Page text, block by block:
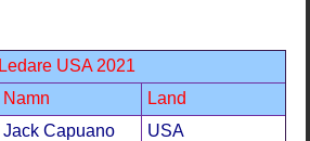
Ledare USA 2021
Namn
Land
Jack Capuano
USA